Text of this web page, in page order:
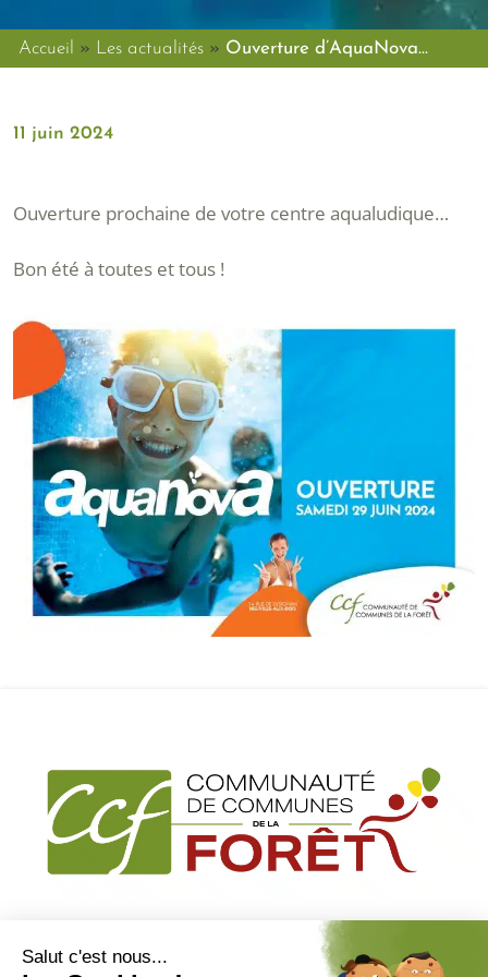
Accueil » Les actualités » Ouverture d’AquaNova…
11 juin 2024
Ouverture prochaine de votre centre aqualudique…
Bon été à toutes et tous !
45170 Neuville aux bois